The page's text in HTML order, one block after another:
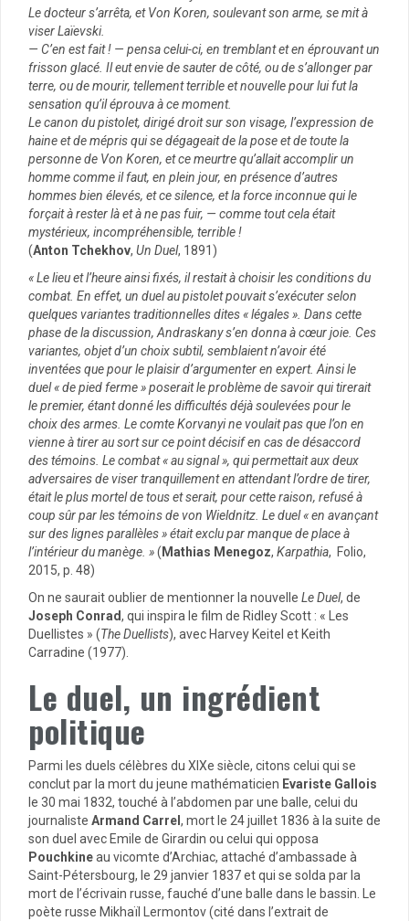
Le docteur s’arrêta, et Von Koren, soulevant son arme, se mit à
viser Laïevski.
— C’en est fait ! — pensa celui-ci, en tremblant et en éprouvant un
frisson glacé. Il eut envie de sauter de côté, ou de s’allonger par
terre, ou de mourir, tellement terrible et nouvelle pour lui fut la
sensation qu’il éprouva à ce moment.
Le canon du pistolet, dirigé droit sur son visage, l’expression de
haine et de mépris qui se dégageait de la pose et de toute la
personne de Von Koren, et ce meurtre qu’allait accomplir un
homme comme il faut, en plein jour, en présence d’autres
hommes bien élevés, et ce silence, et la force inconnue qui le
forçait à rester là et à ne pas fuir, — comme tout cela était
mystérieux, incompréhensible, terrible !
(Anton Tchekhov, Un Duel, 1891)
« Le lieu et l’heure ainsi fixés, il restait à choisir les conditions du
combat. En effet, un duel au pistolet pouvait s’exécuter selon
quelques variantes traditionnelles dites « légales ». Dans cette
phase de la discussion, Andraskany s’en donna à cœur joie. Ces
variantes, objet d’un choix subtil, semblaient n’avoir été
inventées que pour le plaisir d’argumenter en expert. Ainsi le
duel « de pied ferme » poserait le problème de savoir qui tirerait
le premier, étant donné les difficultés déjà soulevées pour le
choix des armes. Le comte Korvanyi ne voulait pas que l’on en
vienne à tirer au sort sur ce point décisif en cas de désaccord
des témoins. Le combat « au signal », qui permettait aux deux
adversaires de viser tranquillement en attendant l’ordre de tirer,
était le plus mortel de tous et serait, pour cette raison, refusé à
coup sûr par les témoins de von Wieldnitz. Le duel « en avançant
sur des lignes parallèles » était exclu par manque de place à
l’intérieur du manège. »( Mathias Menegoz, Karpathia, Folio,
2015, p. 48)
On ne saurait oublier de mentionner la nouvelle Le Duel, de
Joseph Conrad, qui inspira le film de Ridley Scott : « Les
Duellistes » (The Duellists), avec Harvey Keitel et Keith
Carradine (1977).
Le duel, un ingrédient
politique
Parmi les duels célèbres du XIXe siècle, citons celui qui se
conclut par la mort du jeune mathématicien Evariste Gallois
le 30 mai 1832, touché à l’abdomen par une balle, celui du
journaliste Armand Carrel , mort le 24 juillet 1836 à la suite de
son duel avec Emile de Girardin ou celui qui opposa
Pouchkineau vicomte d’Archiac, attaché d’ambassade à
Saint-Pétersbourg, le 29 janvier 1837 et qui se solda par la
mort de l’écrivain russe, fauché d’une balle dans le bassin. Le
poète russe Mikhaïl Lermontov (cité dans l’extrait de